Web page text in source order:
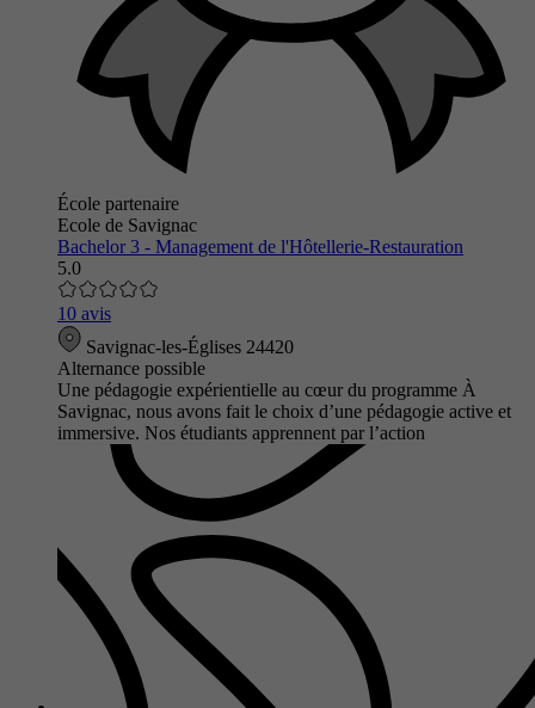
École partenaire
Ecole de Savignac
Bachelor 3 - Management de l'Hôtellerie-Restauration
5.0
10 avis
Savignac-les-Églises 24420
Alternance possible
Une pédagogie expérientielle au cœur du programme À
Savignac, nous avons fait le choix d’une pédagogie active et
immersive. Nos étudiants apprennent par l’action